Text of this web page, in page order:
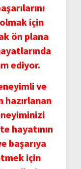
için
ön plana
ediyor.
ve
hazırlanan
hayatının
başarıya
için